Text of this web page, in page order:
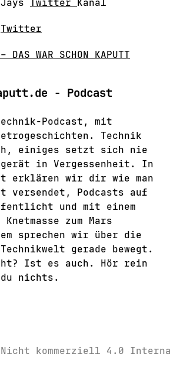
Twitter Kanal
Twitter
WAR SCHON KAPUTT
- Podcast
Podcast, mit
Technik
einiges setzt sich nie
gerät in Vergessenheit. In
erklären wir dir wie man
versendet, Podcasts auf
und mit einem
zum Mars
sprechen wir über die
gerade bewegt.
Ist es auch. Hör rein
nichts.
Nicht kommerziell 4.0